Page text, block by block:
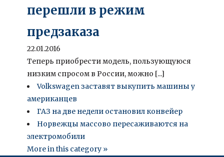
перешли в режим
предзаказа
22.01.2016
Теперь приобрести модель, пользующуюся
низким спросом в России, можно [...]
Volkswagen заставят выкупить машины у
американцев
ГАЗ на две недели остановил конвейер
Норвежцы массово пересаживаются на
электромобили
More in this category »